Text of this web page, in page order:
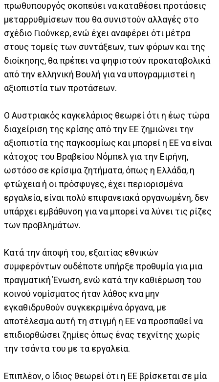
πρωθυπουργός σκοπεύει να καταθέσει προτάσεις
μεταρρυθμίσεων που θα συνιστούν αλλαγές στο
σχέδιο Γιούνκερ, ενώ έχει αναφέρει ότι μέτρα
στους τομείς των συντάξεων, των φόρων και της
διοίκησης, θα πρέπει να ψηφιστούν προκαταβολικά
από την ελληνική Βουλή για να υπογραμμιστεί η
αξιοπιστία των προτάσεων.
Ο Αυστριακός καγκελάριος θεωρεί ότι η έως τώρα
διαχείριση της κρίσης από την ΕΕ ζημιώνει την
αξιοπιστία της παγκοσμίως και μπορεί η ΕΕ να είναι
κάτοχος του Βραβείου Νόμπελ για την Ειρήνη,
ωστόσο σε κρίσιμα ζητήματα, όπως η Ελλάδα, η
φτώχεια ή οι πρόσφυγες, έχει περιορισμένα
εργαλεία, είναι πολύ επιφανειακά οργανωμένη, δεν
υπάρχει εμβάθυνση για να μπορεί να λύνει τις ρίζες
των προβλημάτων.
Κατά την άποψή του, εξαιτίας εθνικών
συμφερόντων ουδέποτε υπήρξε προθυμία για μια
πραγματική Ένωση, ενώ κατά την καθιέρωση του
κοινού νομίσματος ήταν λάθος κνα μην
εγκαθιδρυθούν συγκεκριμένα όργανα, με
αποτέλεσμα αυτή τη στιγμή η ΕΕ να προσπαθεί να
επιδιορθώσει ζημίες όπως ένας τεχνίτης χωρίς
την τσάντα του με τα εργαλεία.
Επιπλέον, ο ίδιος θεωρεί ότι η ΕΕ βρίσκεται σε μία